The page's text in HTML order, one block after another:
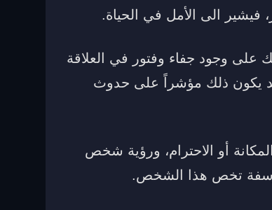
الى الأمل في الحياة.
وجود جفاء وفتور في العلاقة
يكون ذلك مؤشراً على حدوث
أو الاحترام، ورؤية شخص
تخص هذا الشخص.